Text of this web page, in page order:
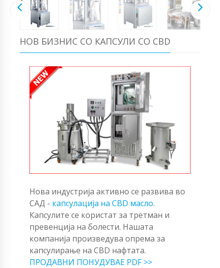
НОВ БИЗНИС СО КАПСУЛИ СО CBD
Нова индустрија активно се развива во
САД - капсулација на CBD масло.
Капсулите се користат за третман и
превенција на болести. Нашата
компанија произведува опрема за
капсулирање на CBD нафтата.
ПРОДАВНИ ПОНУДУВАЕ PDF >>